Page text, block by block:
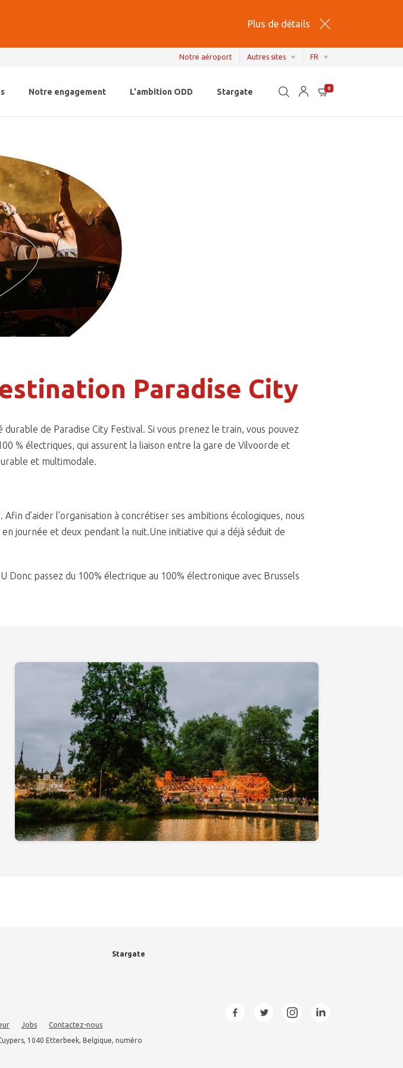
Plus de détails
Notre aéroport Autres sites FR
EN
Notre engagement L'ambition ODD Stargate 0
Paradise City
de Paradise City Festival. Si vous prenez le train, vous pouvez
% électriques, qui assurent la liaison entre la gare de Vilvoorde et
et multimodale.
d’aider l’organisation à concrétiser ses ambitions écologiques, nous
journée et deux pendant la nuit.Une initiative qui a déjà séduit de
passez du 100% électrique au 100% électronique avec Brussels
Stargate
Jobs
Contactez-nous
1040 Etterbeek, Belgique, numéro